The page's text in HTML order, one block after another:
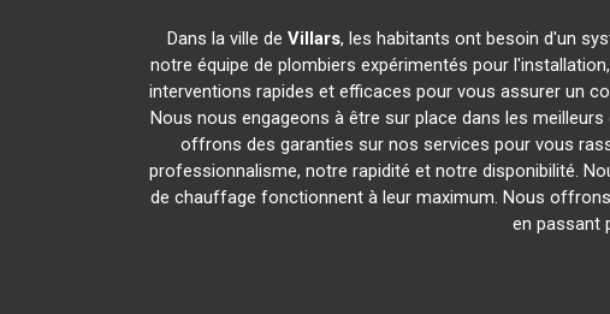
Dans la ville de Villars, les habitants ont besoin d'un
notre équipe de plombiers expérimentés pour
interventions rapides et efficaces pour vous assurer un
Nous nous engageons à être sur place dans les
offrons des garanties sur nos services pour vous
professionnalisme, notre rapidité et notre disponibilité.
de chauffage fonctionnent à leur maximum. Nous
en passant